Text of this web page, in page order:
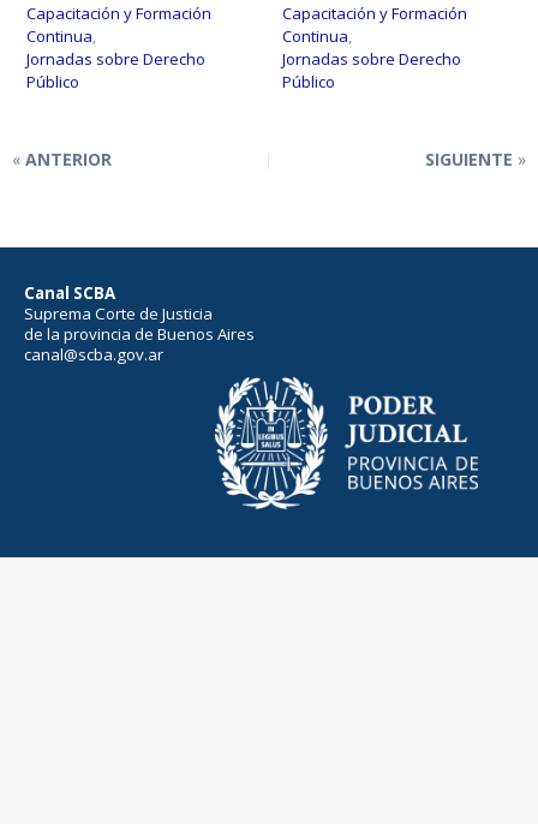
Capacitación y Formación
Continua,
Jornadas sobre Derecho
Público
Capacitación y Formación
Continua,
Jornadas sobre Derecho
Público
ANTERIOR SIGUIENTE
Canal SCBA
Suprema Corte de Justicia
de la provincia de Buenos Aires
canal@scba.gov.ar